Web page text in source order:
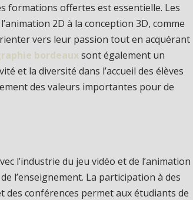
formations offertes est essentielle. Les
2D à la conception 3D, comme
vers leur passion tout en acquérant
bordeauxsont également un
et la diversité dans l’accueil des élèves
des valeurs importantes pour de
l’industrie du jeu vidéo et de l’animation
l’enseignement. La participation à des
des conférences permet aux étudiants de